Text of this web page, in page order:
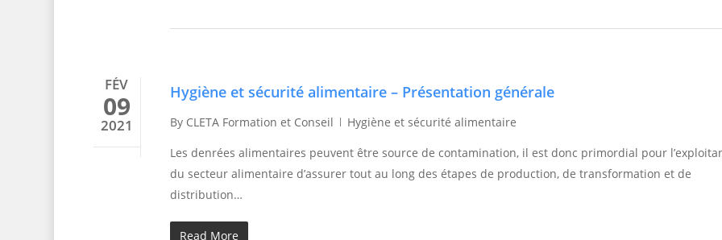
FÉV
09
2021
Hygiène et sécurité alimentaire – Présentation générale
By CLETA Formation et Conseil
Hygiène et sécurité alimentaire
Les denrées alimentaires peuvent être source de contamination, il est donc primordial pour
du secteur alimentaire d’assurer tout au long des étapes de production, de transformation et de
distribution…
Read More